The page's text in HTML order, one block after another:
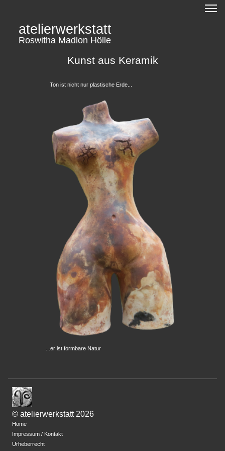
atelierwerkstatt
Roswitha Madlon Hölle
Kunst aus Keramik
Ton ist nicht nur plastische Erde...
...er ist formbare Natur
© atelierwerkstatt 2026
Home
Impressum / Kontakt
Urheberrecht